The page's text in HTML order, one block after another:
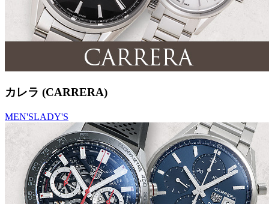
カレラ (CARRERA)
MEN'SLADY'S